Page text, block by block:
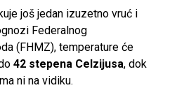
još jedan izuzetno vruć i
Federalnog
(FHMZ), temperature će
42 stepena Celzijusa, dok
ni na vidiku.